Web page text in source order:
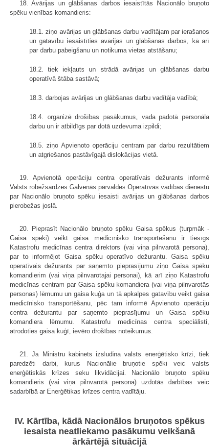
18. Avārijas un glābšanas darbos iesaistītās Nacionālo bruņoto
spēku vienības komandieris:
18.1. ziņo avārijas un glābšanas darbu vadītājam par ierašanos
un gatavību iesaistīties avārijas un glābšanas darbos, kā arī
par darbu pabeigšanu un notikuma vietas atstāšanu;
18.2. tiek iekļauts un strādā avārijas un glābšanas darbu
operatīvā štāba sastāvā;
18.3. darbojas avārijas un glābšanas darbu vadītāja vadībā;
18.4. organizē drošības pasākumus, vada padotā personāla
darbu un ir atbildīgs par dotā uzdevuma izpildi;
18.5. ziņo Apvienoto operāciju centram par darbu rezultātiem
un atgriešanos pastāvīgajā dislokācijas vietā.
19. Apvienotā operāciju centra operatīvais dežurants informē
Valsts robežsardzes Galvenās pārvaldes Operatīvās vadības dienestu
par Nacionālo bruņoto spēku iesaisti avārijas un glābšanas darbos
pierobežas joslā.
20. Pieprasīt Nacionālo bruņoto spēku Gaisa spēkus (turpmāk -
Gaisa spēki) veikt gaisa medicīnisko transportēšanu ir tiesīgs
Katastrofu medicīnas centra direktors (vai viņa pilnvarotā persona),
par to informējot Gaisa spēku operatīvo dežurantu. Gaisa spēku
operatīvais dežurants par saņemto pieprasījumu ziņo Gaisa spēku
komandierim (vai viņa pilnvarotajai personai), kā arī ziņo Katastrofu
medicīnas centram par Gaisa spēku komandiera (vai viņa pilnvarotās
personas) lēmumu un gaisa kuģa un tā apkalpes gatavību veikt gaisa
medicīnisko transportēšanu, pēc tam informē Apvienoto operāciju
centra dežurantu par saņemto pieprasījumu un Gaisa spēku
komandiera lēmumu. Katastrofu medicīnas centra speciālisti,
atrodoties gaisa kuģī, ievēro drošības noteikumus.
21. Ja Ministru kabinets izsludina valsts enerģētisko krīzi, tiek
paredzēti darbi, kurus Nacionālie bruņotie spēki veic valsts
enerģētiskās krīzes seku likvidācijai. Nacionālo bruņoto spēku
komandieris (vai viņa pilnvarotā persona) uzdotās darbības veic
sadarbībā ar Enerģētikas krīzes centra vadītāju.
IV. Kārtība, kādā Nacionālos bruņotos spēkus
iesaista neatliekamo pasākumu veikšanā
ārkārtējā situācijā